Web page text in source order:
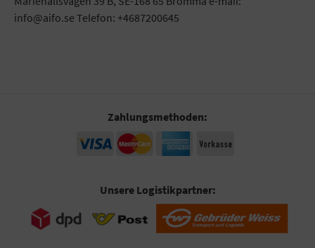
info@aifo.se Telefon: +4687200645
Zahlungsmethoden:
Unsere Logistikpartner: